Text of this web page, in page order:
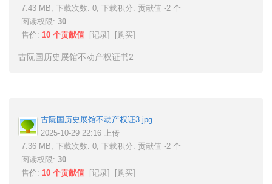
7.43 MB, 下载次数: 0, 下载积分: 贡献值 -2 个
阅读权限: 30
售价: 10 个贡献值 [记录] [购买]
古阮国历史展馆不动产权证书2
古阮国历史展馆不动产权证3.jpg
2025-10-29 22:16 上传
7.36 MB, 下载次数: 0, 下载积分: 贡献值 -2 个
阅读权限: 30
售价: 10 个贡献值 [记录] [购买]